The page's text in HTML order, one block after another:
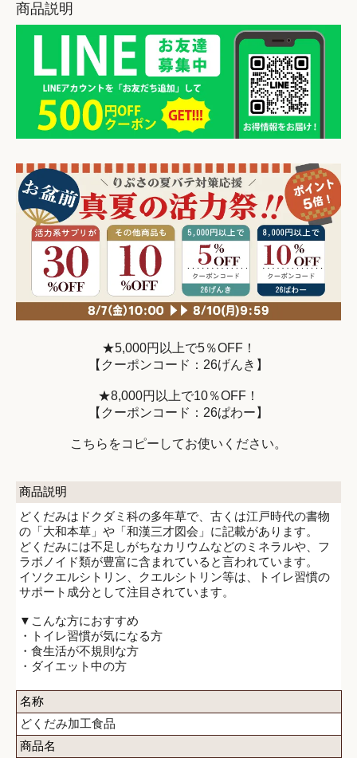
商品説明
★5,000円以上で5％OFF！
【クーポンコード：26げんき】
★8,000円以上で10％OFF！
【クーポンコード：26ぱわー】
こちらをコピーしてお使いください。
商品説明
どくだみはドクダミ科の多年草で、古くは江戸時代の書物
の「大和本草」や「和漢三才図会」に記載があります。
どくだみには不足しがちなカリウムなどのミネラルや、フ
ラボノイド類が豊富に含まれていると言われています。
イソクエルシトリン、クエルシトリン等は、トイレ習慣の
サポート成分として注目されています。
▼こんな方におすすめ
・トイレ習慣が気になる方
・食生活が不規則な方
・ダイエット中の方
名称
どくだみ加工食品
商品名